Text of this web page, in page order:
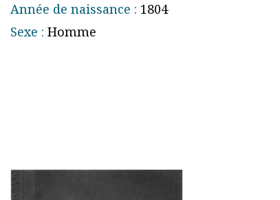
Année de naissance : 1804
Sexe : Homme